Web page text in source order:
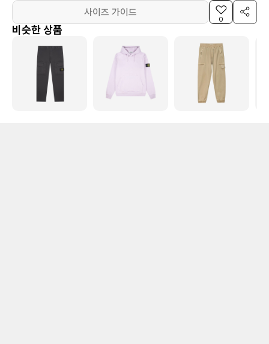
사이즈 가이드
0
비슷한 상품